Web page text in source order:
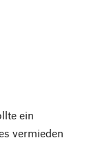
ein
vermieden